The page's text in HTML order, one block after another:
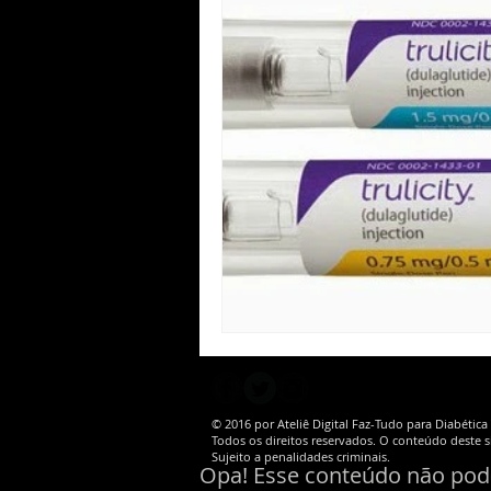
© 2016 por Ateliê Digital Faz-Tudo para Diabética
Todos os direitos reservados. O conteúdo deste
Sujeito a penalidades criminais.
Opa! Esse conteúdo não